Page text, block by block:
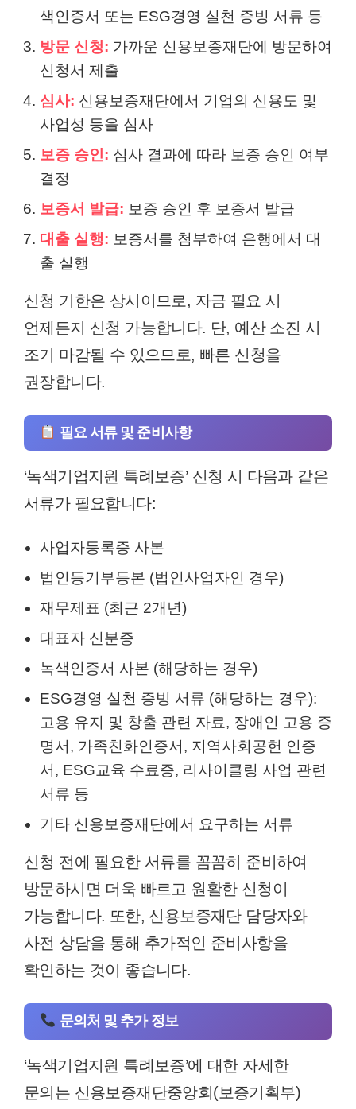
색인증서 또는 ESG경영 실천 증빙 서류 등
방문 신청: 가까운 신용보증재단에 방문하여
신청서 제출
심사: 신용보증재단에서 기업의 신용도 및
사업성 등을 심사
보증 승인: 심사 결과에 따라 보증 승인 여부
결정
보증서 발급: 보증 승인 후 보증서 발급
대출 실행: 보증서를 첨부하여 은행에서 대
출 실행
신청 기한은 상시이므로, 자금 필요 시
언제든지 신청 가능합니다. 단, 예산 소진 시
조기 마감될 수 있으므로, 빠른 신청을
권장합니다.
필요 서류 및 준비사항
‘녹색기업지원 특례보증’ 신청 시 다음과 같은
서류가 필요합니다:
사업자등록증 사본
법인등기부등본 (법인사업자인 경우)
재무제표 (최근 2개년)
대표자 신분증
녹색인증서 사본 (해당하는 경우)
ESG경영 실천 증빙 서류 (해당하는 경우):
고용 유지 및 창출 관련 자료, 장애인 고용 증
명서, 가족친화인증서, 지역사회공헌 인증
서, ESG교육 수료증, 리사이클링 사업 관련
서류 등
기타 신용보증재단에서 요구하는 서류
신청 전에 필요한 서류를 꼼꼼히 준비하여
방문하시면 더욱 빠르고 원활한 신청이
가능합니다. 또한, 신용보증재단 담당자와
사전 상담을 통해 추가적인 준비사항을
확인하는 것이 좋습니다.
문의처 및 추가 정보
‘녹색기업지원 특례보증’에 대한 자세한
문의는 신용보증재단중앙회(보증기획부)